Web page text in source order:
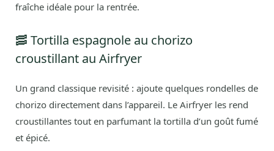
fraîche idéale pour la rentrée.
🥓 Tortilla espagnole au chorizo
croustillant au Airfryer
Un grand classique revisité : ajoute quelques rondelles de
chorizo directement dans l’appareil. Le Airfryer les rend
croustillantes tout en parfumant la tortilla d’un goût fumé
et épicé.